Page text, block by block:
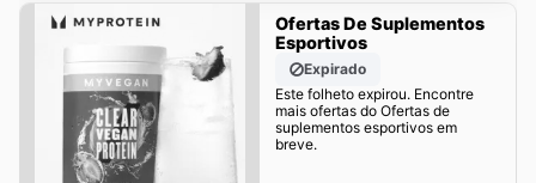
Ofertas De Suplementos
Esportivos
Expirado
Este folheto expirou. Encontre
mais ofertas do Ofertas de
suplementos esportivos em
breve.